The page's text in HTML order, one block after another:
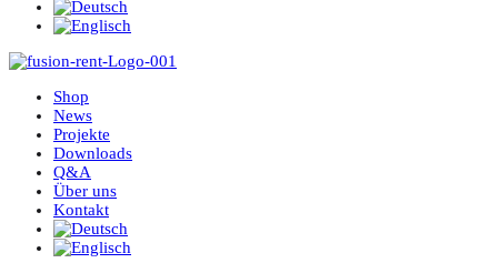
Shop
News
Projekte
Downloads
Q&A
Über uns
Kontakt